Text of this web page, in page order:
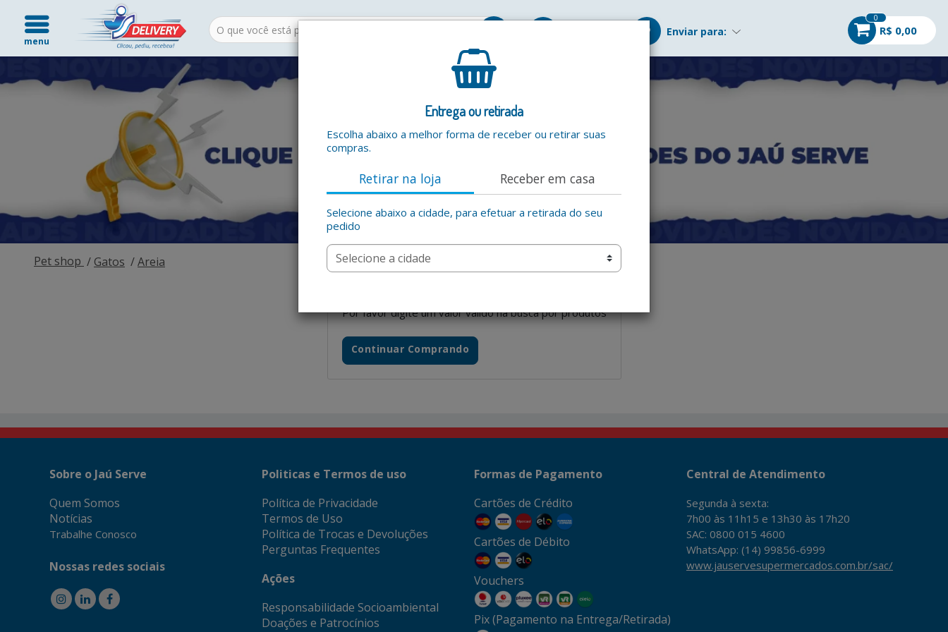
menu
Enviar para:
0
R$ 0,00
Entrega ou retirada
Escolha abaixo a melhor forma de receber ou retirar suas
compras.
Retirar na loja Receber em casa
Selecione abaixo a cidade, para efetuar a retirada do seu
pedido
Pet shop Gatos Areia
Por favor digite um valor valido na busca por produtos
Continuar Comprando
Sobre o Jaú Serve
Quem Somos
Notícias
Trabalhe Conosco
Nossas redes sociais
Politicas e Termos de uso
Política de Privacidade
Termos de Uso
Política de Trocas e Devoluções
Perguntas Frequentes
Ações
Responsabilidade Socioambiental
Doações e Patrocínios
Formas de Pagamento
Cartões de Crédito
Cartões de Débito
Vouchers
Pix (Pagamento na Entrega/Retirada)
Central de Atendimento
Segunda à sexta:
7h00 às 11h15 e 13h30 às 17h20
SAC: 0800 015 4600
WhatsApp: (14) 99856-6999
www.jauservesupermercados.com.br/sac/